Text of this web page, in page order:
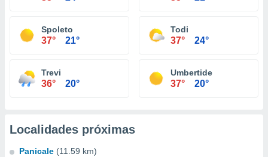
Spoleto
37° 21°
Todi
37° 24°
Trevi
36° 20°
Umbertide
37° 20°
Localidades próximas
Panicale (11.59 km)